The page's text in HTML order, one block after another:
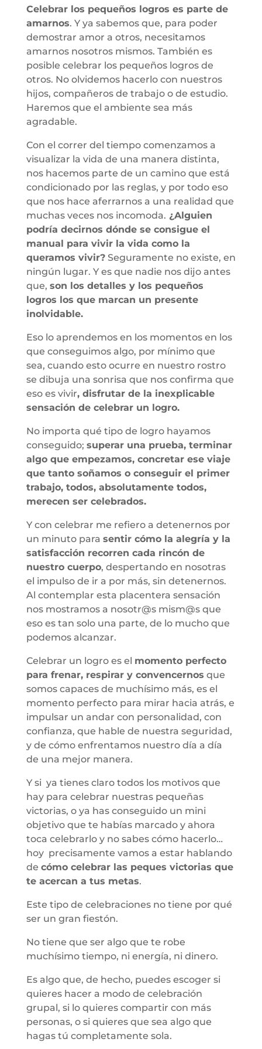
Celebrar los pequeños logros es parte de
amarnos. Y ya sabemos que, para poder
demostrar amor a otros, necesitamos
amarnos nosotros mismos. También es
posible celebrar los pequeños logros de
otros. No olvidemos hacerlo con nuestros
hijos, compañeros de trabajo o de estudio.
Haremos que el ambiente sea más
agradable.
Con el correr del tiempo comenzamos a
visualizar la vida de una manera distinta,
nos hacemos parte de un camino que está
condicionado por las reglas, y por todo eso
que nos hace aferrarnos a una realidad que
muchas veces nos incomoda. ¿Alguien
podría decirnos dónde se consigue el
manual para vivir la vida como la
queramos vivir?Seguramente no existe, en
ningún lugar. Y es que nadie nos dijo antes
que, son los detalles y los pequeños
logros los que marcan un presente
inolvidable.
Eso lo aprendemos en los momentos en los
que conseguimos algo, por mínimo que
sea, cuando esto ocurre en nuestro rostro
se dibuja una sonrisa que nos confirma que
eso es vivir, disfrutar de la inexplicable
sensación de celebrar un logro.
No importa qué tipo de logro hayamos
conseguido; superar una prueba, terminar
algo que empezamos, concretar ese viaje
que tanto soñamos o conseguir el primer
trabajo, todos, absolutamente todos,
merecen ser celebrados.
Y con celebrar me refiero a detenernos por
un minuto para sentir cómo la alegría y la
satisfacción recorren cada rincón de
nuestro cuerpo, despertando en nosotras
el impulso de ir a por más, sin detenernos.
Al contemplar esta placentera sensación
nos mostramos a nosotr@s mism@s que
eso es tan solo una parte, de lo mucho que
podemos alcanzar.
Celebrar un logro es el momento perfecto
para frenar, respirar y convencernos que
somos capaces de muchísimo más, es el
momento perfecto para mirar hacia atrás, e
impulsar un andar con personalidad, con
confianza, que hable de nuestra seguridad,
y de cómo enfrentamos nuestro día a día
de una mejor manera.
Y si ya tienes claro todos los motivos que
hay para celebrar nuestras pequeñas
victorias, o ya has conseguido un mini
objetivo que te habías marcado y ahora
toca celebrarlo y no sabes cómo hacerlo…
hoy precisamente vamos a estar hablando
de cómo celebrar las peques victorias que
te acercan a tus metas.
Este tipo de celebraciones no tiene por qué
ser un gran fiestón.
No tiene que ser algo que te robe
muchísimo tiempo, ni energía, ni dinero.
Es algo que, de hecho, puedes escoger si
quieres hacer a modo de celebración
grupal, si lo quieres compartir con más
personas, o si quieres que sea algo que
hagas tú completamente sola.